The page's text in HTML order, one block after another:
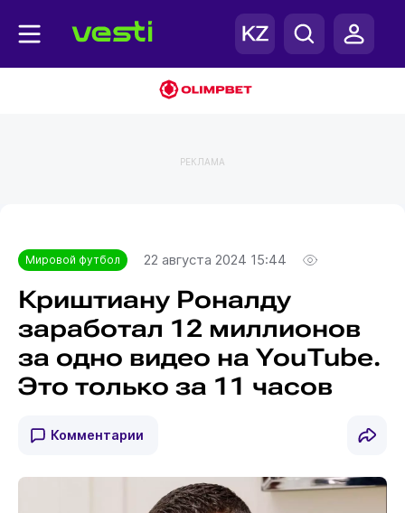
РЕКЛАМА
Мировой футбол 22 августа 2024 15:44
Криштиану Роналду
заработал 12 миллионов
за одно видео на YouTube.
Это только за 11 часов
Комментарии